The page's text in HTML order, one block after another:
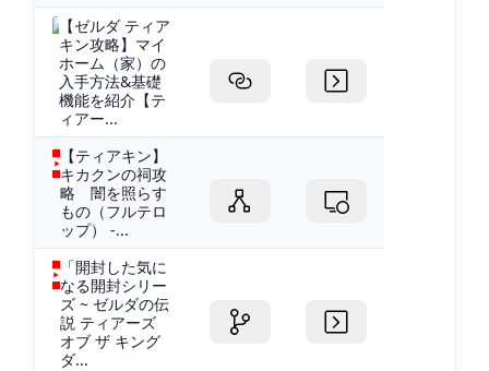
【ゼルダ ティア
キン攻略】マイ
ホーム（家）の
入手方法&基礎
機能を紹介【テ
ィアー...
【ティアキン】
キカクンの祠攻
略 闇を照らす
もの（フルテロ
ップ） -...
「開封した気に
なる開封シリー
ズ ~ ゼルダの伝
説 ティアーズ
オブ ザ キング
ダ...